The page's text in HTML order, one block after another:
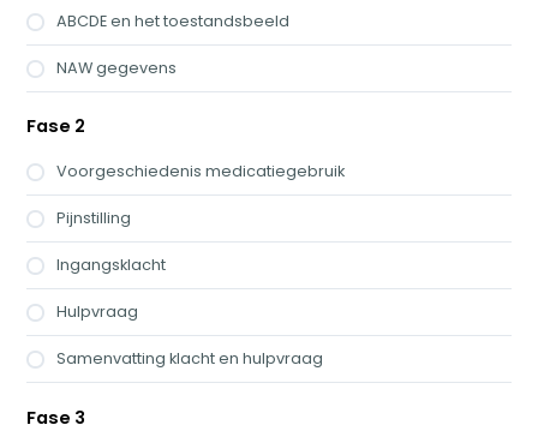
ABCDE en het toestandsbeeld
NAW gegevens
Fase 2
Voorgeschiedenis medicatiegebruik
Pijnstilling
Ingangsklacht
Hulpvraag
Samenvatting klacht en hulpvraag
Fase 3